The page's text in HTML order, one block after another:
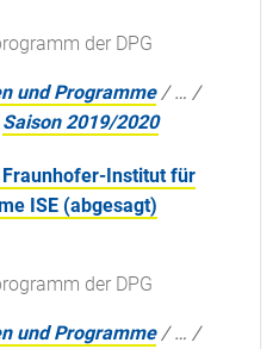
der DPG
und Programme /… /
Saison 2019/2020
Institut für
ISE (abgesagt)
der DPG
und Programme /… /